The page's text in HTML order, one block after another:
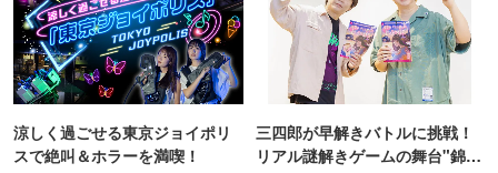
涼しく過ごせる東京ジョイポリ
スで絶叫＆ホラーを満喫！
三四郎が早解きバトルに挑戦！
リアル謎解きゲームの舞台"錦糸